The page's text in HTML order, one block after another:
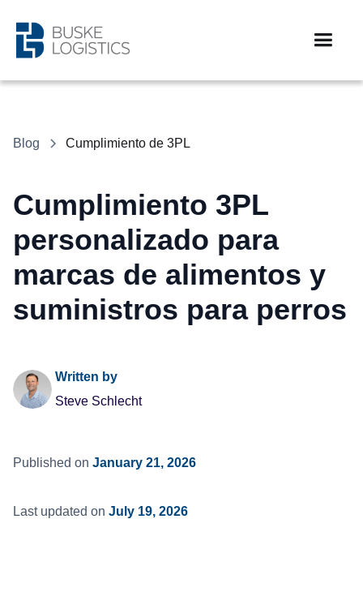
Blog Cumplimiento de 3PL
Cumplimiento 3PL
personalizado para
marcas de alimentos y
suministros para perros
Written by
Steve Schlecht
Published on January 21, 2026
Last updated on July 19, 2026